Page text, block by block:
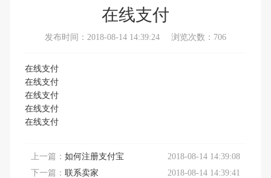
在线支付
发布时间：2018-08-14 14:39:24 浏览次数：706
在线支付
在线支付
在线支付
在线支付
在线支付
上一篇： 如何注册支付宝
2018-08-14 14:39:08
下一篇： 联系卖家 2018-08-14 14:39:41